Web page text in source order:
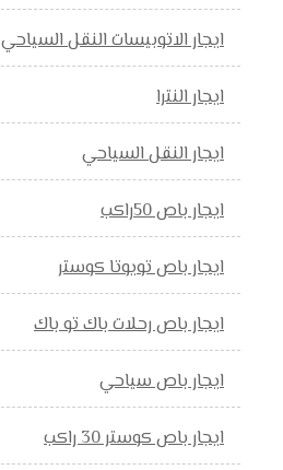
ايجار الاتوبيسات النقل السياحي
ايجار النترا
ايجار النقل السياحي
ايجار باص 50راكب
ايجار باص تويوتا كوستر
ايجار باص رحلات باك تو باك
ايجار باص سياحي
ايجار باص كوستر 30 راكب